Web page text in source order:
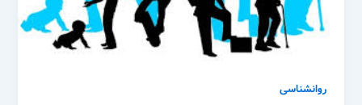
روانشناسی